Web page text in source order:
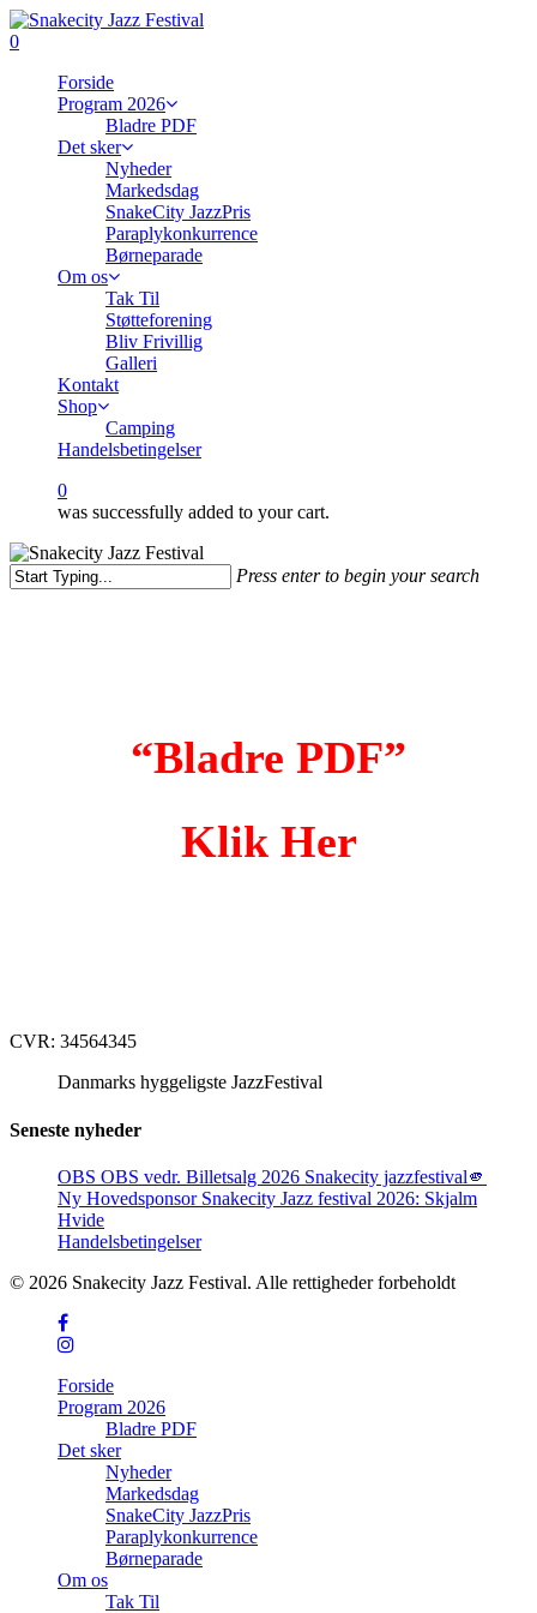
Skip
to
content
0
Forside
Program 2026
Bladre PDF
Det sker
Nyheder
Markedsdag
SnakeCity JazzPris
Paraplykonkurrence
Børneparade
Om os
Tak Til
Støtteforening
Bliv Frivillig
Galleri
Kontakt
Shop
Camping
Handelsbetingelser
0
was successfully added to your cart.
Press enter to begin your search
“Bladre PDF”
Klik Her
CVR: 34564345
Danmarks hyggeligste JazzFestival
Seneste nyheder
OBS OBS vedr. Billetsalg 2026 Snakecity jazzfestival🫵
Ny Hovedsponsor Snakecity Jazz festival 2026: Skjalm
Hvide
Handelsbetingelser
© 2026 Snakecity Jazz Festival. Alle rettigheder forbeholdt
facebook
instagram
Forside
Program 2026
Bladre PDF
Det sker
Nyheder
Markedsdag
SnakeCity JazzPris
Paraplykonkurrence
Børneparade
Om os
Tak Til